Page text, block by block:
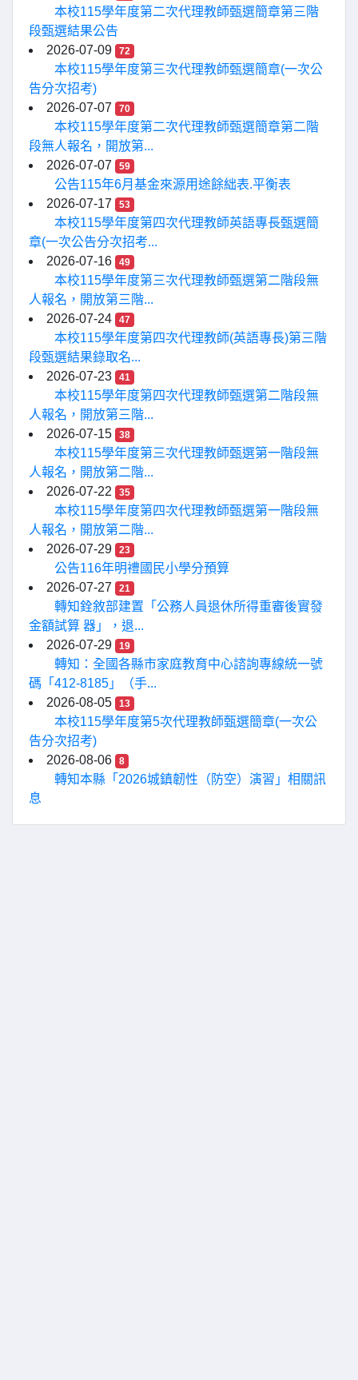
本校115學年度第二次代理教師甄選簡章第三階
段甄選結果公告
2026-07-09
72
本校115學年度第三次代理教師甄選簡章(一次公
告分次招考)
2026-07-07
70
本校115學年度第二次代理教師甄選簡章第二階
段無人報名，開放第...
2026-07-07
59
公告115年6月基金來源用途餘絀表.平衡表
2026-07-17
53
本校115學年度第四次代理教師英語專長甄選簡
章(一次公告分次招考...
2026-07-16
49
本校115學年度第三次代理教師甄選第二階段無
人報名，開放第三階...
2026-07-24
47
本校115學年度第四次代理教師(英語專長)第三階
段甄選結果錄取名...
2026-07-23
41
本校115學年度第四次代理教師甄選第二階段無
人報名，開放第三階...
2026-07-15
38
本校115學年度第三次代理教師甄選第一階段無
人報名，開放第二階...
2026-07-22
35
本校115學年度第四次代理教師甄選第一階段無
人報名，開放第二階...
2026-07-29
23
公告116年明禮國民小學分預算
2026-07-27
21
轉知銓敘部建置「公務人員退休所得重審後實發
金額試算 器」，退...
2026-07-29
19
轉知：全國各縣市家庭教育中心諮詢專線統一號
碼「412-8185」（手...
2026-08-05
13
本校115學年度第5次代理教師甄選簡章(一次公
告分次招考)
2026-08-06
8
轉知本縣「2026城鎮韌性（防空）演習」相關訊
息